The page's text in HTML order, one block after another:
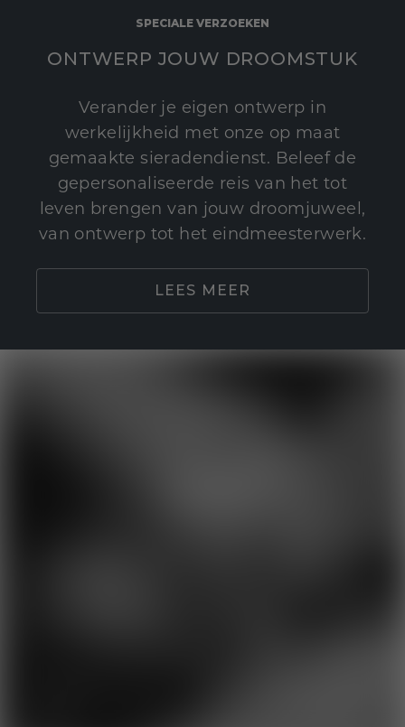
SPECIALE VERZOEKEN
ONTWERP JOUW DROOMSTUK
Verander je eigen ontwerp in
werkelijkheid met onze op maat
gemaakte sieradendienst. Beleef de
gepersonaliseerde reis van het tot
leven brengen van jouw droomjuweel,
van ontwerp tot het eindmeesterwerk.
LEES MEER